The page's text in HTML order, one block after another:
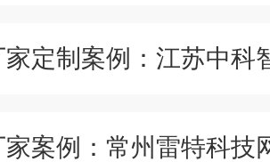
家案例：常州雷特科技